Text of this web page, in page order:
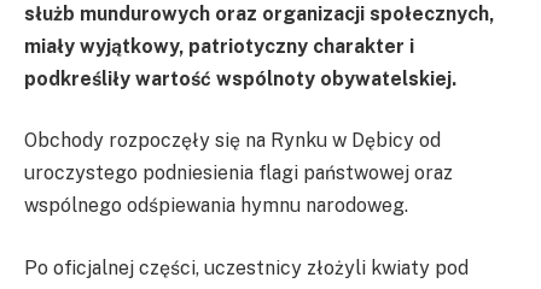
służb mundurowych oraz organizacji społecznych,
miały wyjątkowy, patriotyczny charakter i
podkreśliły wartość wspólnoty obywatelskiej.
Obchody rozpoczęły się na Rynku w Dębicy od
uroczystego podniesienia flagi państwowej oraz
wspólnego odśpiewania hymnu narodoweg.
Po oficjalnej części, uczestnicy złożyli kwiaty pod